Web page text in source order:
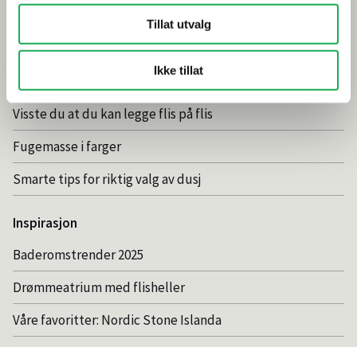
Tillat utvalg
Ikke tillat
Gjør et godt valg av fliser til badet
Visste du at du kan legge flis på flis
Fugemasse i farger
Smarte tips for riktig valg av dusj
Inspirasjon
Baderomstrender 2025
Drømmeatrium med flisheller
Våre favoritter: Nordic Stone Islanda